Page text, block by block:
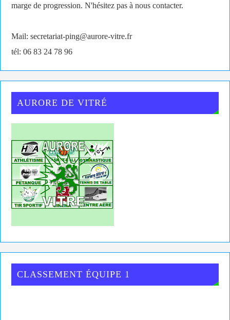
marge de progression. N'hésitez pas à nous contacter.
Mail: secretariat-ping@aurore-vitre.fr
tél: 06 83 24 78 96
AURORE DE VITRÉ
CLASSEMENT ÉQUIPE 1